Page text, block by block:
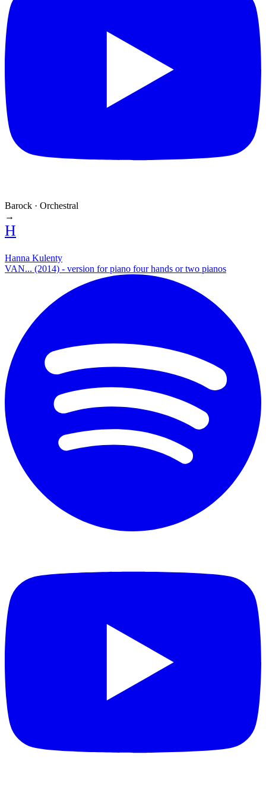
Barock · Orchestral
→
H
Hanna Kulenty
VAN... (2014) - version for piano four hands or two pianos